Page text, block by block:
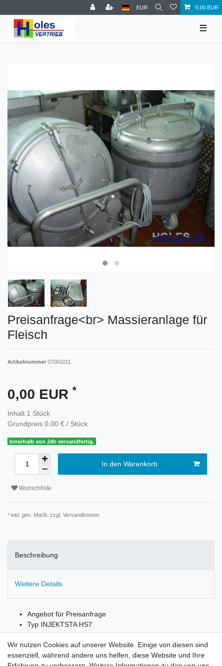
EUR 0,00 EUR
☰
Preisanfrage<br> Massieranlage für
Fleisch
Artikelnummer 07001011
0,00 EUR *
Inhalt 1 Stück
Grundpreis 0,00 € / Stück
Innerhalb von 24h versandfertig.
In den Warenkorb
Wunschliste
* inkl. ges. MwSt. zzgl. Versandkosten
Beschreibung
Weitere Details
Angebot für Preisanfrage
Typ INJEKTSTA HS7
2 Behälter je 180 Liter + Steuerung
Wir nutzen Cookies auf unserer Website. Einige von diesen sind
essenziell, während andere uns helfen, diese Website und Ihre